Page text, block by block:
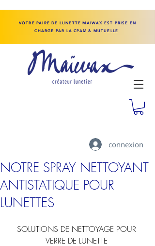
VOTRE PAIRE DE LUNETTE MAIWAX EST PRISE EN
CHARGE PAR LA CPAM & MUTUELLE
connexion
NOTRE SPRAY NETTOYANT
ANTISTATIQUE POUR
LUNETTES
SOLUTIONS DE NETTOYAGE POUR
VERRE DE LUNETTE